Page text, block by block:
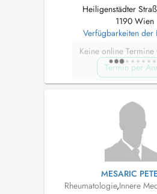
Heiligenstädter
1190 Wien
Verfügbarkeiten der
Keine online
Termin per
MESARIC
Rheumatologie,Innere